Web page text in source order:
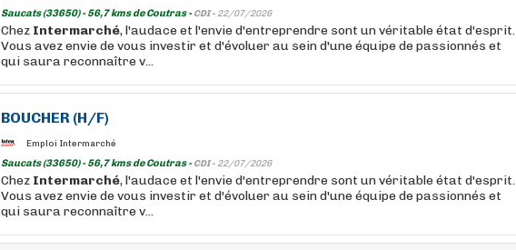
Saucats (33650) - 56,7 kms de Coutras -CDI - 22/07/2026
Chez Intermarché, l'audace et l'envie d'entreprendre sont un véritable état d'esprit.
Vous avez envie de vous investir et d'évoluer au sein d'une équipe de passionnés et
qui saura reconnaître v...
BOUCHER (H/F)
Emploi Intermarché
Saucats (33650) - 56,7 kms de Coutras -CDI - 22/07/2026
Chez Intermarché, l'audace et l'envie d'entreprendre sont un véritable état d'esprit.
Vous avez envie de vous investir et d'évoluer au sein d'une équipe de passionnés et
qui saura reconnaître v...